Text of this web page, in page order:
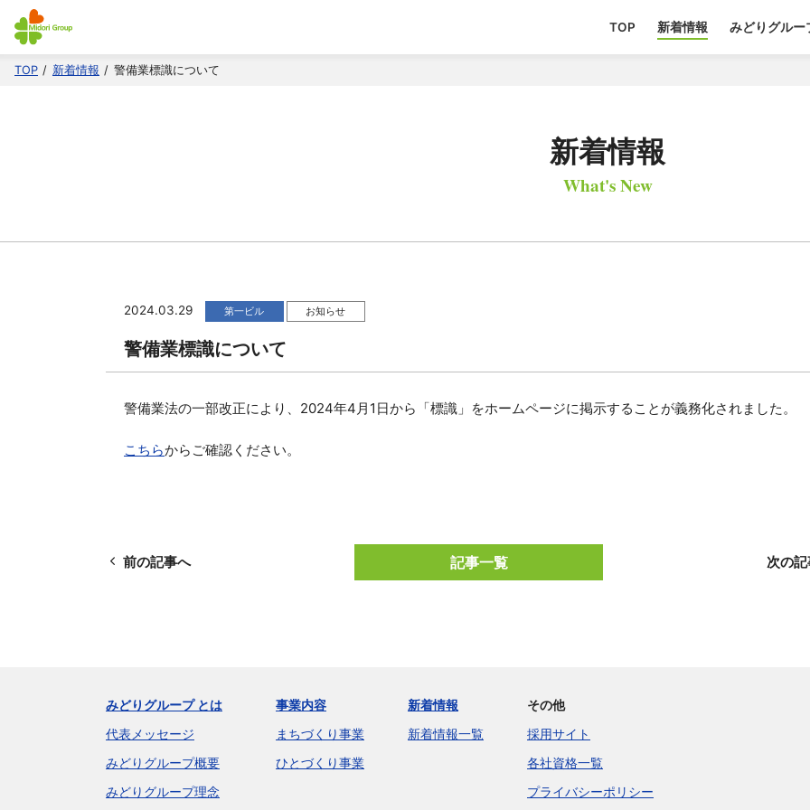
TOP 新着情報 みどりグルー
TOP 新着情報 警備業標識について
新着情報
What's New
2024.03.29 第一ビル お知らせ
警備業標識について
警備業法の一部改正により、2024年4月1日から「標識」をホームページに掲示することが義務化されました。
こちらからご確認ください。
前の記事へ 次の
記事一覧
みどりグループ とは
代表メッセージ
みどりグループ概要
みどりグループ理念
事業内容
まちづくり事業
ひとづくり事業
新着情報
新着情報一覧
その他
採用サイト
各社資格一覧
プライバシーポリシー